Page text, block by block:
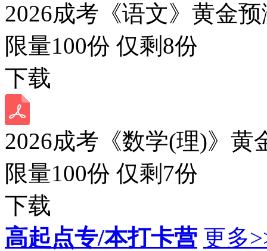
2026成考《语文》黄金
限量100份 仅剩 8份
下载
2026成考《数学(理)》黄
限量100份 仅剩 7份
下载
高起点专/本打卡营 更多